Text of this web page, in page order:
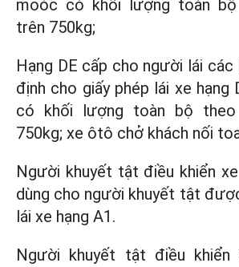
moóc có khối lượng toàn
trên 750kg;
Hạng DE cấp cho người lái
định cho giấy phép lái xe
có khối lượng toàn bộ
750kg; xe ôtô chở khách nối
Người khuyết tật điều khiển
dùng cho người khuyết tật
lái xe hạng A1.
Người khuyết tật điều